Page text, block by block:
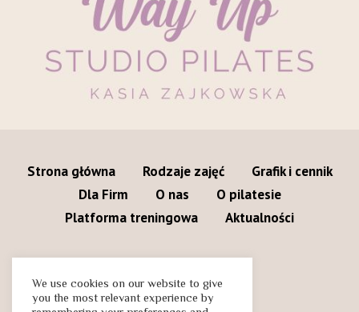
Strona główna Rodzaje zajęć
Grafik i cennik
Dla Firm
O nas
O pilatesie
Platforma treningowa
Aktualności
We use cookies on our website to give
you the most relevant experience by